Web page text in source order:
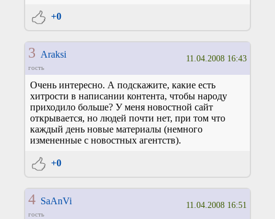
+0
3 Araksi
гость
11.04.2008 16:43
Очень интересно. А подскажите, какие есть
хитрости в написании контента, чтобы народу
приходило больше? У меня новостной сайт
открывается, но людей почти нет, при том что
каждый день новые материалы (немного
измененные с новостных агентств).
+0
4 SaAnVi
гость
11.04.2008 16:51